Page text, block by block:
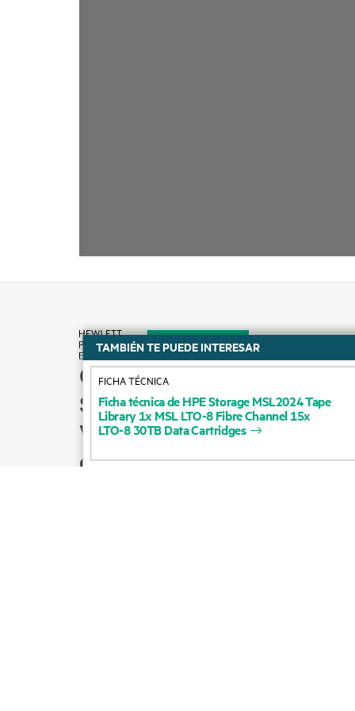
Cómo comprar
Soporte para productos
Ventas por correo
electrónico
TAMBIÉN TE PUEDE INTERESAR
FichatécnicadeHPEStorageMSL2024Tape
Library1xMSLLTO-8FibreChannel15x
LTO-830TBDataCartridges
FICHA TÉCNICA